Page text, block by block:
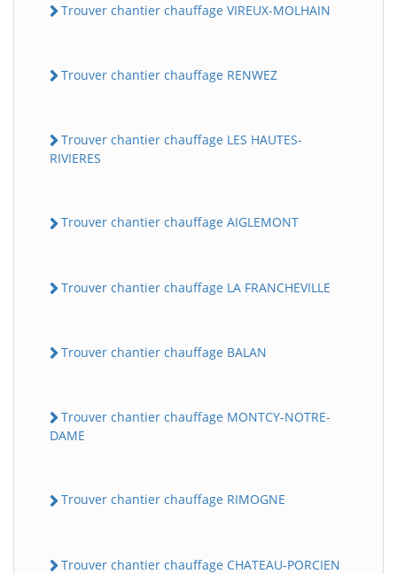
Trouver chantier chauffage VIREUX-MOLHAIN
Trouver chantier chauffage RENWEZ
Trouver chantier chauffage LES HAUTES-
RIVIERES
Trouver chantier chauffage AIGLEMONT
Trouver chantier chauffage LA FRANCHEVILLE
Trouver chantier chauffage BALAN
Trouver chantier chauffage MONTCY-NOTRE-
DAME
Trouver chantier chauffage RIMOGNE
Trouver chantier chauffage CHATEAU-PORCIEN